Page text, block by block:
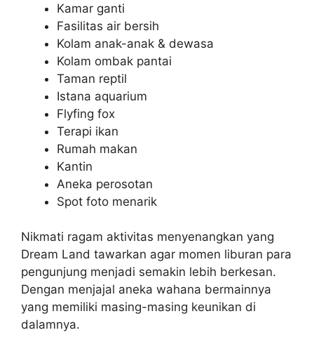
Kamar ganti
Fasilitas air bersih
Kolam anak-anak & dewasa
Kolam ombak pantai
Taman reptil
Istana aquarium
Flyfing fox
Terapi ikan
Rumah makan
Kantin
Aneka perosotan
Spot foto menarik
Nikmati ragam aktivitas menyenangkan yang
Dream Land tawarkan agar momen liburan para
pengunjung menjadi semakin lebih berkesan.
Dengan menjajal aneka wahana bermainnya
yang memiliki masing-masing keunikan di
dalamnya.